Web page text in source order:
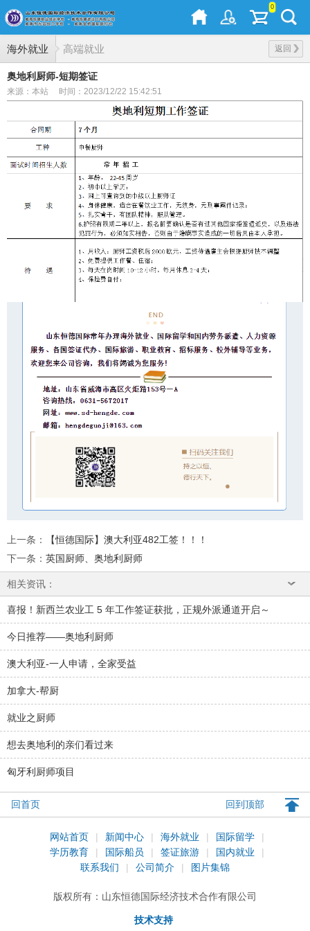
0
海外就业 返回
高端就业
奥地利厨师-短期签证
来源：本站 时间：2023/12/22 15:42:51
上一条 ：
【恒德国际】澳大利亚482工签！！！
下一条 ： 英国厨师、奥地利厨师
相关资讯：
喜报！新西兰农业工 5 年工作签证获批，正规外派通道开启～
今日推荐——奥地利厨师
澳大利亚-一人申请，全家受益
加拿大-帮厨
就业之厨师
想去奥地利的亲们看过来
匈牙利厨师项目
回首页 回到顶部
网站首页 | 新闻中心 | 海外就业 | 国际留学
|
学历教育
| 国际船员 | 签证旅游 | 国内就业
|
联系我们
| 公司简介 | 图片集锦
版权所有： 山东恒德国际经济技术合作有限公司
技术支持